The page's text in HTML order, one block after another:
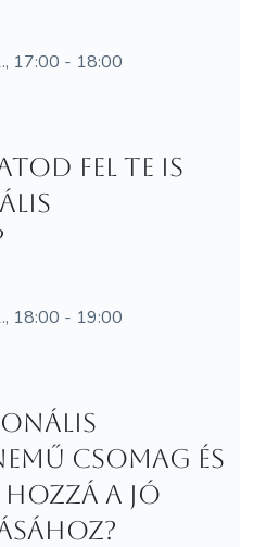
17:00 - 18:00
fel te is
18:00 - 19:00
csomag és
a jó